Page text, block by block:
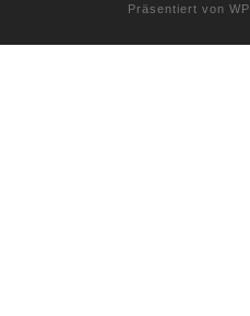
Präsentiert von WP